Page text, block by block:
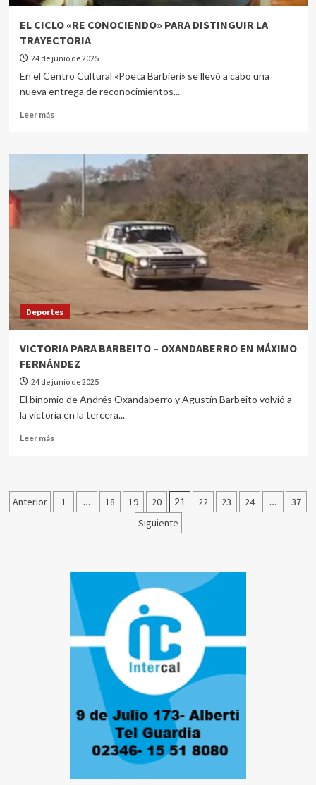
EL CICLO «RE CONOCIENDO» PARA DISTINGUIR LA
TRAYECTORIA
24 de junio de 2025
En el Centro Cultural «Poeta Barbieri» se llevó a cabo una
nueva entrega de reconocimientos...
Leer más
Deportes
VICTORIA PARA BARBEITO – OXANDABERRO EN MÁXIMO
FERNÁNDEZ
24 de junio de 2025
El binomio de Andrés Oxandaberro y Agustín Barbeito volvió a
la victoria en la tercera...
Leer más
Anterior 1 … 18 19 20 21 22 23 24 …
37
Siguiente